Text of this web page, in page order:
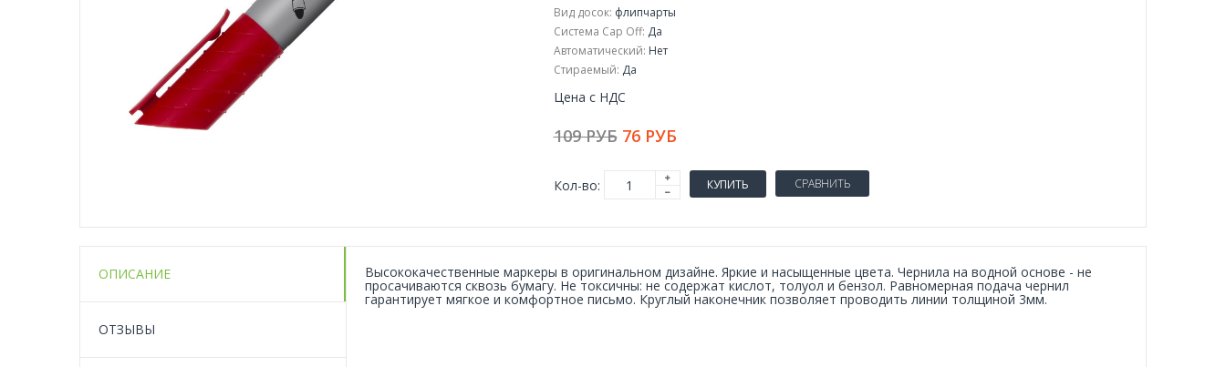
Вид досок: флипчарты
Система Cap Off: Да
Автоматический: Нет
Стираемый: Да
Цена с НДС
109 РУБ 76 РУБ
Кол-во: КУПИТЬ СРАВНИТЬ
ОПИСАНИЕ
ОТЗЫВЫ
Высококачественные маркеры в оригинальном дизайне. Яркие и насыщенные цвета. Чернила на водной основе - не
просачиваются сквозь бумагу. Не токсичны: не содержат кислот, толуол и бензол. Равномерная подача чернил
гарантирует мягкое и комфортное письмо. Круглый наконечник позволяет проводить линии толщиной 3мм.